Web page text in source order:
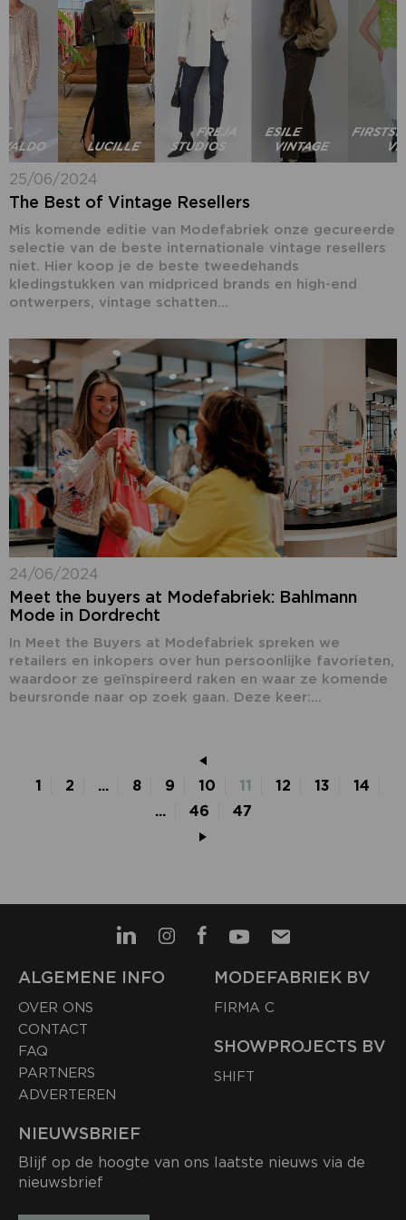
25/06/2024
The Best of Vintage Resellers
Mis komende editie van Modefabriek onze gecureerde
selectie van de beste internationale vintage resellers
niet. Hier koop je de beste tweedehands
kledingstukken van midpriced brands en high-end
ontwerpers, vintage schatten...
24/06/2024
Meet the buyers at Modefabriek: Bahlmann
Mode in Dordrecht
In Meet the Buyers at Modefabriek spreken we
retailers en inkopers over hun persoonlijke favorieten,
waardoor ze geïnspireerd raken en waar ze komende
beursronde naar op zoek gaan. Deze keer:...
1 2 ... 8 9 10 11 12 13
14
...
46 47
ALGEMENE INFO
OVER ONS
CONTACT
FAQ
PARTNERS
ADVERTEREN
MODEFABRIEK BV
FIRMA C
SHOWPROJECTS BV
SHIFT
NIEUWSBRIEF
Blijf op de hoogte van ons laatste nieuws via de
nieuwsbrief